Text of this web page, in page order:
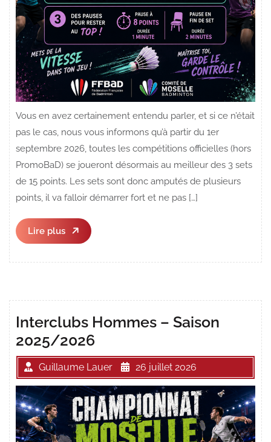
Vous en avez certainement entendu parler, et si ce n’était
pas le cas, nous vous informons qu’à partir du 1er
septembre 2026, toutes les compétitions officielles (hors
PromoBaD) se joueront désormais au meilleur des 3 sets
de 15 points. Les sets sont donc amputés de plusieurs
points, il va falloir démarrer fort et ne pas […]
Lire plus
Lire
plus
Interclubs Hommes – Saison
2025/2026
Guillaume Lauer 26 juillet 2026